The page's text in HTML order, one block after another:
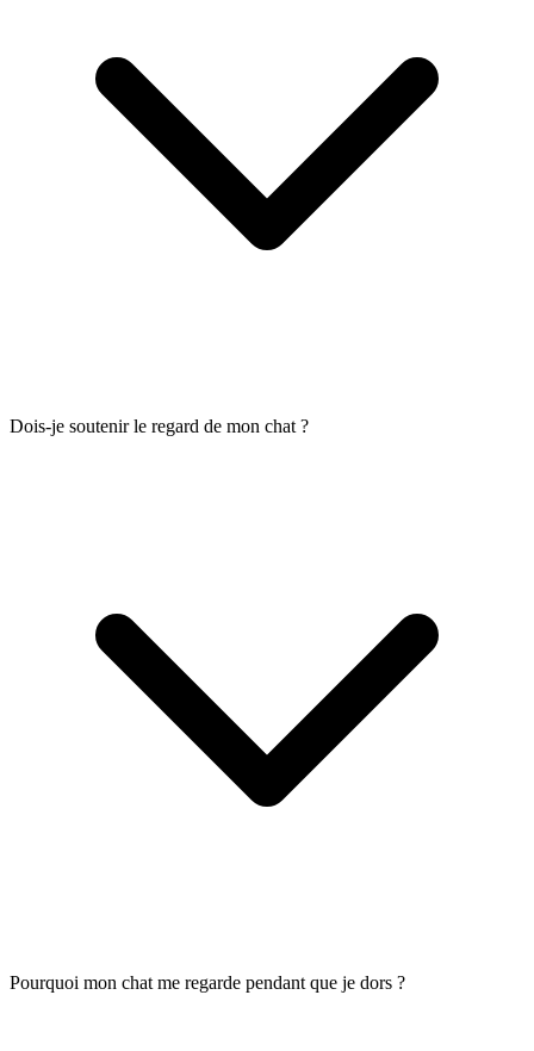
Dois-je soutenir le regard de mon chat ?
Pourquoi mon chat me regarde pendant que je dors ?